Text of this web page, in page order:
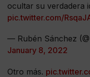
ocultar su verdadera
pic.twitter.com/
— Rubén Sánchez
January 8, 2022
Otro más.